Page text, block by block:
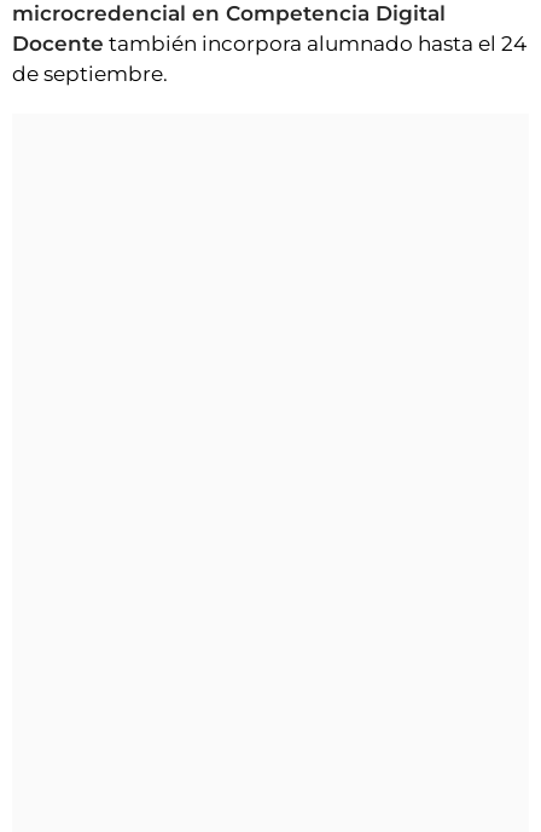
microcredencial en Competencia Digital
Docente también incorpora alumnado hasta el 24
de septiembre.